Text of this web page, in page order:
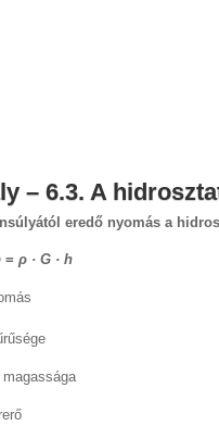
– 6.3. A
eredő nyomás a
= ρ · G · h